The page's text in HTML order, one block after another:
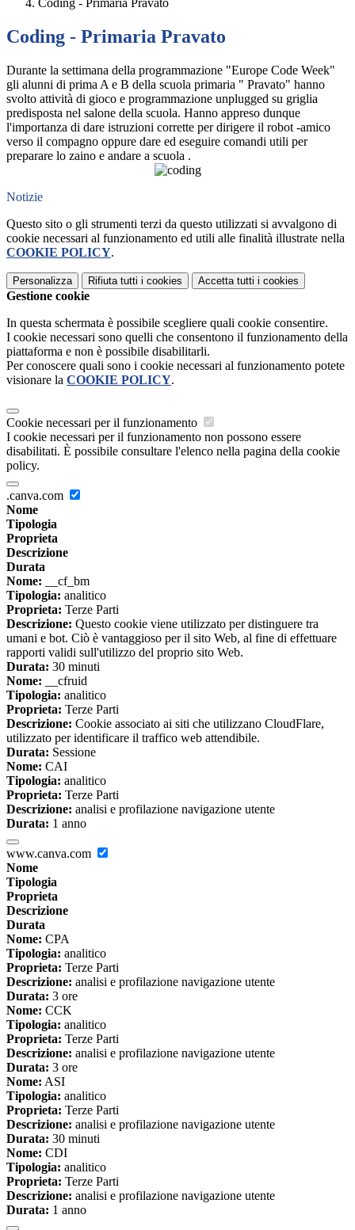
Coding - Primaria Pravato
Coding - Primaria Pravato
Durante la settimana della programmazione "Europe Code Week"
gli alunni di prima A e B della scuola primaria " Pravato" hanno
svolto attività di gioco e programmazione unplugged su griglia
predisposta nel salone della scuola. Hanno appreso dunque
l'importanza di dare istruzioni corrette per dirigere il robot -amico
verso il compagno oppure dare ed eseguire comandi utili per
preparare lo zaino e andare a scuola .
Notizie
Questo sito o gli strumenti terzi da questo utilizzati si avvalgono di
cookie necessari al funzionamento ed utili alle finalità illustrate nella
COOKIE POLICY.
Personalizza Rifiuta tutti i cookies Accetta tutti i cookies
Gestione cookie
In questa schermata è possibile scegliere quali cookie consentire.
I cookie necessari sono quelli che consentono il funzionamento della
piattaforma e non è possibile disabilitarli.
Per conoscere quali sono i cookie necessari al funzionamento potete
visionare la COOKIE POLICY.
Cookie necessari per il funzionamento
I cookie necessari per il funzionamento non possono essere
disabilitati. È possibile consultare l'elenco nella pagina della cookie
policy.
.canva.com
Nome
Tipologia
Proprieta
Descrizione
Durata
Nome: __cf_bm
Tipologia: analitico
Proprieta: Terze Parti
Descrizione: Questo cookie viene utilizzato per distinguere tra
umani e bot. Ciò è vantaggioso per il sito Web, al fine di effettuare
rapporti validi sull'utilizzo del proprio sito Web.
Durata: 30 minuti
Nome: __cfruid
Tipologia: analitico
Proprieta: Terze Parti
Descrizione: Cookie associato ai siti che utilizzano CloudFlare,
utilizzato per identificare il traffico web attendibile.
Durata: Sessione
Nome: CAI
Tipologia: analitico
Proprieta: Terze Parti
Descrizione: analisi e profilazione navigazione utente
Durata: 1 anno
www.canva.com
Nome
Tipologia
Proprieta
Descrizione
Durata
Nome: CPA
Tipologia: analitico
Proprieta: Terze Parti
Descrizione: analisi e profilazione navigazione utente
Durata: 3 ore
Nome: CCK
Tipologia: analitico
Proprieta: Terze Parti
Descrizione: analisi e profilazione navigazione utente
Durata: 3 ore
Nome: ASI
Tipologia: analitico
Proprieta: Terze Parti
Descrizione: analisi e profilazione navigazione utente
Durata: 30 minuti
Nome: CDI
Tipologia: analitico
Proprieta: Terze Parti
Descrizione: analisi e profilazione navigazione utente
Durata: 1 anno